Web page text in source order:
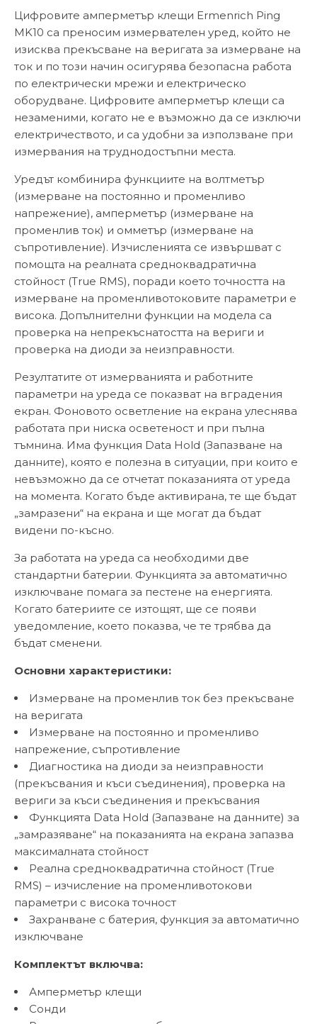
Цифровите амперметър клещи Ermenrich Ping
MK10 са преносим измервателен уред, който не
изисква прекъсване на веригата за измерване на
ток и по този начин осигурява безопасна работа
по електрически мрежи и електрическо
оборудване. Цифровите амперметър клещи са
незаменими, когато не е възможно да се изключи
електричеството, и са удобни за използване при
измервания на труднодостъпни места.
Уредът комбинира функциите на волтметър
(измерване на постоянно и променливо
напрежение), амперметър (измерване на
променлив ток) и омметър (измерване на
съпротивление). Изчисленията се извършват с
помощта на реалната средноквадратична
стойност (True RMS), поради което точността на
измерване на променливотоковите параметри е
висока. Допълнителни функции на модела са
проверка на непрекъснатостта на вериги и
проверка на диоди за неизправности.
Резултатите от измерванията и работните
параметри на уреда се показват на вградения
екран. Фоновото осветление на екрана улеснява
работата при ниска осветеност и при пълна
тъмнина. Има функция Data Hold (Запазване на
данните), която е полезна в ситуации, при които е
невъзможно да се отчетат показанията от уреда
на момента. Когато бъде активирана, те ще бъдат
„замразени“ на екрана и ще могат да бъдат
видени по-късно.
За работата на уреда са необходими две
стандартни батерии. Функцията за автоматично
изключване помага за пестене на енергията.
Когато батериите се изтощят, ще се появи
уведомление, което показва, че те трябва да
бъдат сменени.
Основни характеристики:
Измерване на променлив ток без прекъсване
на веригата
Измерване на постоянно и променливо
напрежение, съпротивление
Диагностика на диоди за неизправности
(прекъсвания и къси съединения), проверка на
вериги за къси съединения и прекъсвания
Функцията Data Hold (Запазване на данните) за
„замразяване“ на показанията на екрана запазва
максималната стойност
Реална средноквадратична стойност (True
RMS) – изчисление на променливотокови
параметри с висока тoчност
Захранване с батерия, функция за автоматично
изключване
Комплектът включва:
Амперметър клещи
Сонди